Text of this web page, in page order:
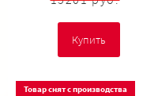
Купить
Товар снят с производства